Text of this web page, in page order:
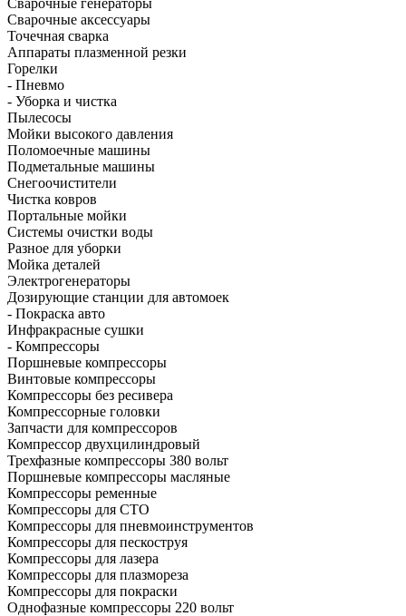
Сварочные генераторы
Сварочные аксессуары
Точечная сварка
Аппараты плазменной резки
Горелки
- Пневмо
- Уборка и чистка
Пылесосы
Мойки высокого давления
Поломоечные машины
Подметальные машины
Снегоочистители
Чистка ковров
Портальные мойки
Системы очистки воды
Разное для уборки
Мойка деталей
Электрогенераторы
Дозирующие станции для автомоек
- Покраска авто
Инфракрасные сушки
- Компрессоры
Поршневые компрессоры
Винтовые компрессоры
Компрессоры без ресивера
Компрессорные головки
Запчасти для компрессоров
Компрессор двухцилиндровый
Трехфазные компрессоры 380 вольт
Поршневые компрессоры масляные
Компрессоры ременные
Компрессоры для СТО
Компрессоры для пневмоинструментов
Компрессоры для пескоструя
Компрессоры для лазера
Компрессоры для плазмореза
Компрессоры для покраски
Однофазные компрессоры 220 вольт